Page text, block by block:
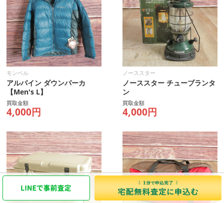
モンベル
アルパイン ダウンパーカ
【Men's L】
買取金額
4,000円
ノーススター
ノーススター チューブランタ
ン
買取金額
4,000円